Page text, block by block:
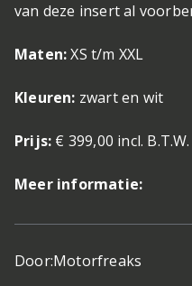
van deze insert al
Maten:XS t/m XXL
Kleuren: zwart en wit
Prijs: € 399,00 incl. B.T.W.
Meer informatie:
Door:Motorfreaks